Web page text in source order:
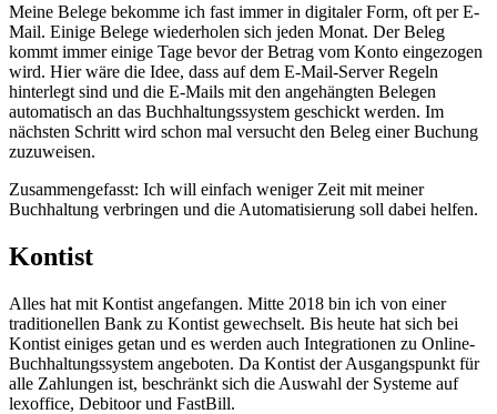
Meine Belege bekomme ich fast immer in digitaler Form, oft per E-
Mail. Einige Belege wiederholen sich jeden Monat. Der Beleg
kommt immer einige Tage bevor der Betrag vom Konto eingezogen
wird. Hier wäre die Idee, dass auf dem E-Mail-Server Regeln
hinterlegt sind und die E-Mails mit den angehängten Belegen
automatisch an das Buchhaltungssystem geschickt werden. Im
nächsten Schritt wird schon mal versucht den Beleg einer Buchung
zuzuweisen.
Zusammengefasst: Ich will einfach weniger Zeit mit meiner
Buchhaltung verbringen und die Automatisierung soll dabei helfen.
Kontist
Alles hat mit Kontist angefangen. Mitte 2018 bin ich von einer
traditionellen Bank zu Kontist gewechselt. Bis heute hat sich bei
Kontist einiges getan und es werden auch Integrationen zu Online-
Buchhaltungssystem angeboten. Da Kontist der Ausgangspunkt für
alle Zahlungen ist, beschränkt sich die Auswahl der Systeme auf
lexoffice, Debitoor und FastBill.